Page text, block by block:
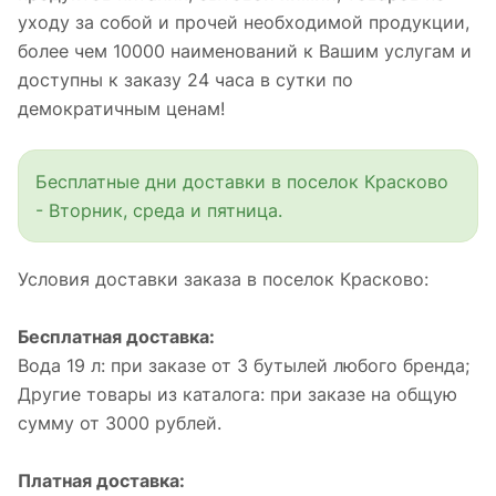
уходу за собой и прочей необходимой продукции,
более чем 10000 наименований к Вашим услугам и
доступны к заказу 24 часа в сутки по
демократичным ценам!
Бесплатные дни доставки в поселок Красково
- Вторник, среда и пятница.
Условия доставки заказа в поселок Красково:
Бесплатная доставка:
Вода 19 л: при заказе от 3 бутылей любого бренда;
Другие товары из каталога: при заказе на общую
сумму от 3000 рублей.
Платная доставка: